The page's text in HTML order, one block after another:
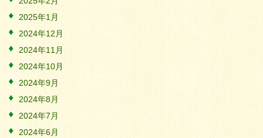
2025年1月
2024年12月
2024年11月
2024年10月
2024年9月
2024年8月
2024年7月
2024年6月